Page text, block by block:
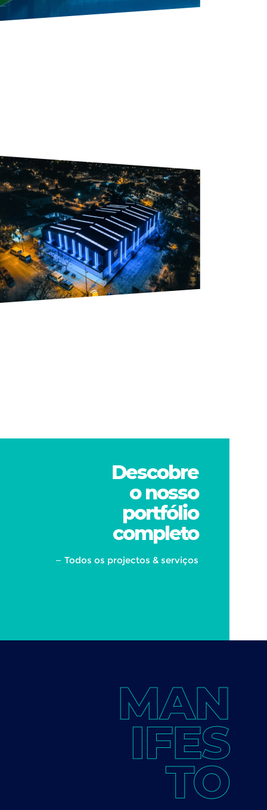
Descobre
onosso
portfólio
completo
Todos os projectos & serviços
MAN
IFES
TO